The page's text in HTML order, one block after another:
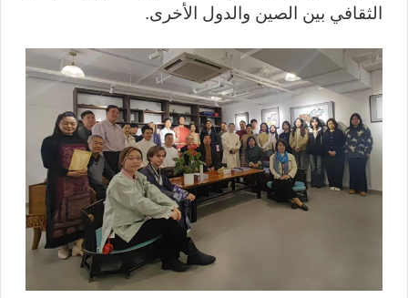
الثقافي بين الصين والدول الأخرى.